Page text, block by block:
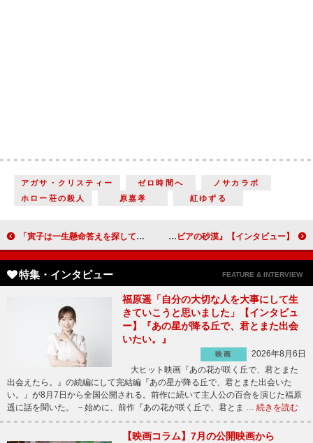
アガサ・クリスティー ゼロ時間へ
ノサカラボ
ホロー荘の殺人
原嘉孝 紅ゆずる
「寅子は一生懸命答えを探して迷い続ける」 「虎に翼」の舞台裏を制作統括・尾崎裕和氏が語る【インタビュー】 河合優実「すごいところに羽ばたいていく予感はありました」金子大地「面白い映画になるのは間違いないと」恋人役で共演の2人が語るカンヌ受賞作の舞台裏『ナミビアの砂漠』【インタビュー】
特集・インタビュー FEATURE & INTERVIEW
福原遥「自分の大切な人を大事にして生
きていこうと思いました」【インタビュ
ー】『あの星が降る丘で、君とまた出会
いたい。』
映画
2026年8月6日
大ヒット映画『あの花が咲く丘で、君とまた
出会えたら。』の続編にして完結編『あの星が降る丘で、君とまた出会いた
い。』が8月7日から全国公開される。前作に続いて主人公の百合を演じた福原
遥に話を聞いた。 －始めに、前作『あの花が咲く丘で、君とま … 続きを読む
【映画コラム】7月の公開映画から